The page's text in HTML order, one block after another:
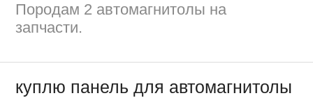
Породам 2 автомагнитолы на
запчасти.
куплю панель для автомагнитолы